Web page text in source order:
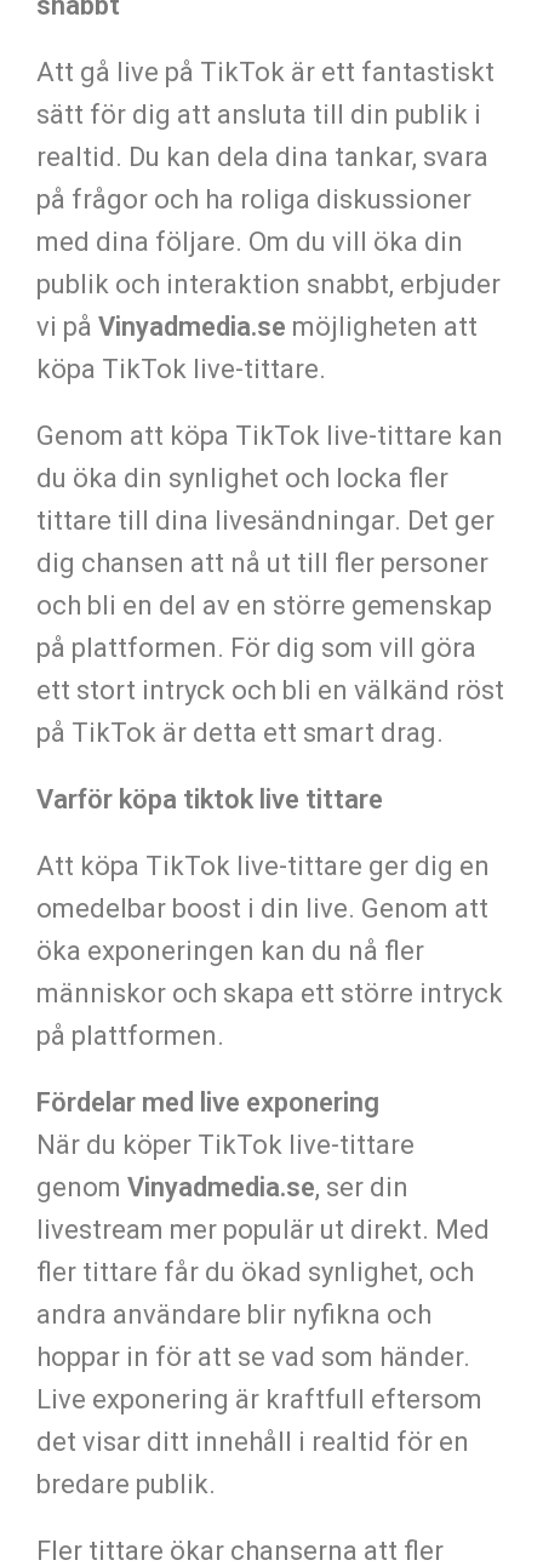
Att gå live på TikTok är ett fantastiskt
sätt för dig att ansluta till din publik i
realtid. Du kan dela dina tankar, svara
på frågor och ha roliga diskussioner
med dina följare. Om du vill öka din
publik och interaktion snabbt, erbjuder
vi på Vinyadmedia.se möjligheten att
köpa TikTok live-tittare.
Genom att köpa TikTok live-tittare kan
du öka din synlighet och locka fler
tittare till dina livesändningar. Det ger
dig chansen att nå ut till fler personer
och bli en del av en större gemenskap
på plattformen. För dig som vill göra
ett stort intryck och bli en välkänd röst
på TikTok är detta ett smart drag.
Varför köpa tiktok live tittare
Att köpa TikTok live-tittare ger dig en
omedelbar boost i din live. Genom att
öka exponeringen kan du nå fler
människor och skapa ett större intryck
på plattformen.
Fördelar med live exponering
När du köper TikTok live-tittare
genom Vinyadmedia.se, ser din
livestream mer populär ut direkt. Med
fler tittare får du ökad synlighet, och
andra användare blir nyfikna och
hoppar in för att se vad som händer.
Live exponering är kraftfull eftersom
det visar ditt innehåll i realtid för en
bredare publik.
Fler tittare ökar chanserna att fler